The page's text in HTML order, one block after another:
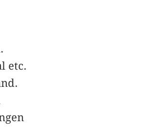
etc.